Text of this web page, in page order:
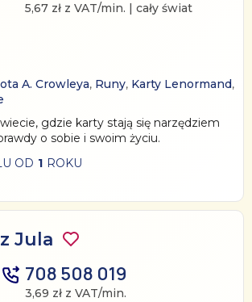
5,67 zł z VAT/min. | cały świat
A. Crowleya, Runy, Karty Lenormand,
gdzie karty stają się narzędziem
o sobie i swoim życiu.
OD 1 ROKU
Jula
708 508 019
3,69 zł z VAT/min.